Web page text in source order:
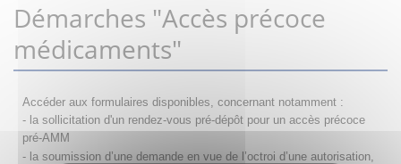
Démarches "Accès précoce
médicaments"
Accéder aux formulaires disponibles, concernant notamment :
- la sollicitation d'un rendez-vous pré-dépôt pour un accès précoce
pré-AMM
- la soumission d’une demande en vue de l’octroi d’une autorisation,